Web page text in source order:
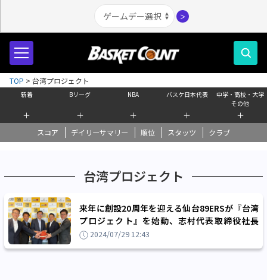
＞
新着
＋
Bリーグ
＋
NBA
＋
バスケ日本代表
＋
中学・高校・大学
その他
＋
スコア デイリーサマリー 順位 スタッツ クラブ
TOP > 台湾プロジェクト
台湾プロジェクト
来年に創設20周年を迎える仙台89ERSが『台湾
プロジェクト』を始動、志村代表取締役社長
「未来の創造に貢献していくことが仙台の姿」
2024/07/29 12:43